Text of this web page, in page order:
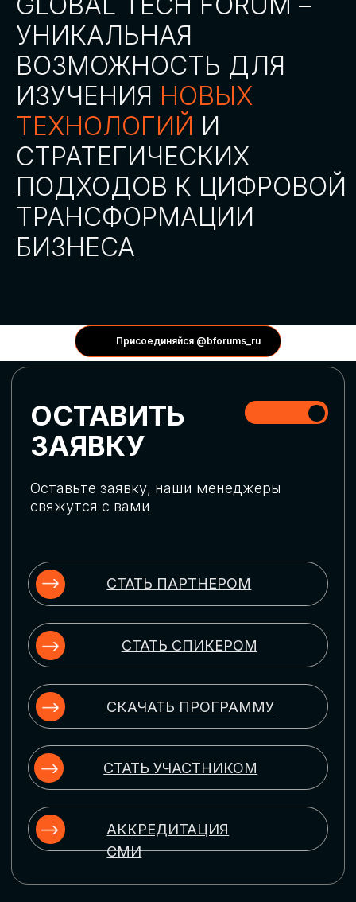
Присоединяйся @bforums_ru
АККРЕДИТАЦИЯ
СМИ
СКАЧАТЬ ПРОГРАММУ
СТАТЬ СПИКЕРОМ
СТАТЬ УЧАСТНИКОМ
ГЛОБАЛЬНАЯ
ЦИФРОВИЗАЦИЯ
актуальных трендов глобальной цифровой
трансформации. Узнаем о новых подходах
массовом использовании ИИ-
инструментов, обеспечении
ИСКУССТВЕННЫЙ
Узнаем как компании адаптируются к
новой ИИ-реальности. Как ИИ-
сотрудники становятся
«полноправными» членами команды, как
ИИ-помощники забирают на себя рутину
и как можно значительно увеличить
производительность без огромных
затрат на нейросети
ЦИФРОВИЗАЦИЯ
УПРАВЛЕНИЯ ПЕРСОНАЛОМ
Рассмотрим управление человеческим
комплексные решения для роста
производительности и кейсы
оптимизации процессов найма,
развития, оценки и удержания
ЦИФРОВИЗАЦИЯ
КЛИЕНТСКОГО СЕРВИСА
Разберем кейсы в сфере цифровизации